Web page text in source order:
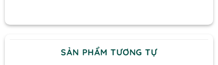
SẢN PHẨM TƯƠNG TỰ